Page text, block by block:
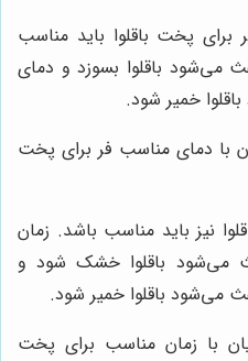
برای پخت باقلوا باید مناسب
می‌شود باقلوا بسوزد و دمای
خمیر شود.
با دمای مناسب فر برای پخت
نیز باید مناسب باشد. زمان
می‌شود باقلوا خشک شود و
می‌شود باقلوا خمیر شود.
با زمان مناسب برای پخت